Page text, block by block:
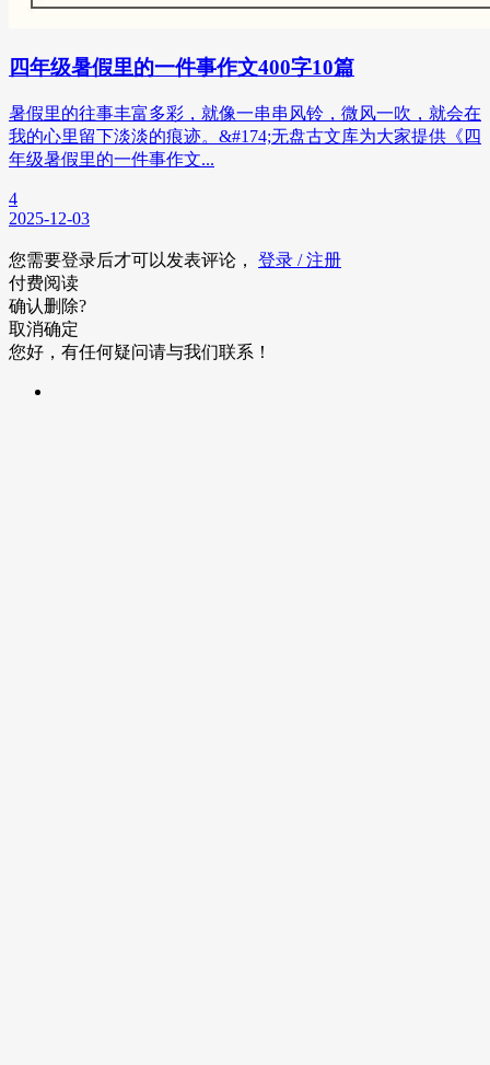
四年级暑假里的一件事作文400字10篇
暑假里的往事丰富多彩，就像一串串风铃，微风一吹，就会在
我的心里留下淡淡的痕迹。&#174;无盘古文库为大家提供《四
年级暑假里的一件事作文...
4
2025-12-03
您需要登录后才可以发表评论， 登录 / 注册
付费阅读
确认删除?
取消确定
您好，有任何疑问请与我们联系！